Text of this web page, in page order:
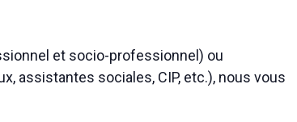
et socio-professionnel) ou
assistantes sociales, CIP, etc.), nous vous